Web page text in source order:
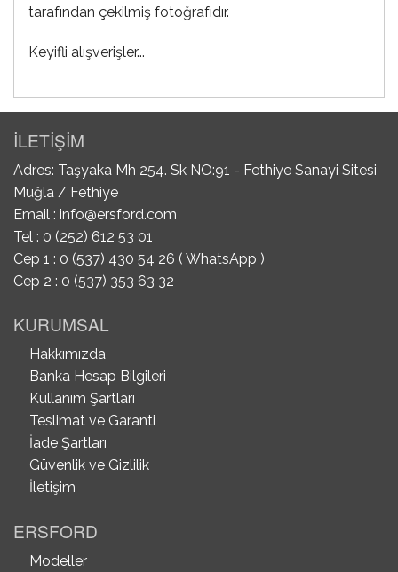
tarafından çekilmiş fotoğrafıdır.
Keyifli alışverişler...
İLETİŞİM
Adres: Taşyaka Mh 254. Sk NO:91 - Fethiye Sanayi Sitesi
Muğla / Fethiye
Email : info@ersford.com
Tel : 0 (252) 612 53 01
Cep 1 : 0 (537) 430 54 26 ( WhatsApp )
Cep 2 : 0 (537) 353 63 32
KURUMSAL
Hakkımızda
Banka Hesap Bilgileri
Kullanım Şartları
Teslimat ve Garanti
İade Şartları
Güvenlik ve Gizlilik
İletişim
ERSFORD
Modeller